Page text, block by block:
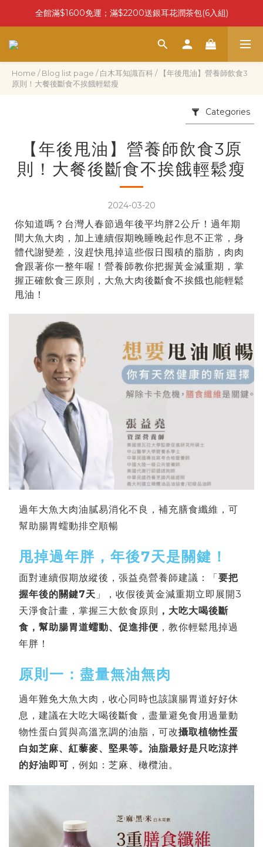
全館滿$1600免運；滿$2200送銀耳花潤茶包(6入組)
Home /Blog list page /白木耳知識百科/
【年後甩油】營養師飲食3
原則！大餐後斷食不挨餓輕鬆瘦
Categories
【年後甩油】營養師飲食3原
則！大餐後斷食不挨餓輕鬆瘦
2024-03-20
你知道嗎？台灣人春節過年後平均胖2公斤！過年期
間大魚大肉，加上連續假期晚睡晚起作息不正常，身
體代謝變差，沒趕快甩掉這些假日囤積的脂肪，肉肉
會跟著你一整年喔！營養師教你把握黃金減重期，掌
握正確飲食三原則，大魚大肉後斷食不挨餓也能輕鬆
甩油！
過年大魚大肉油膩易消化不良，補充膳食纖維，可
幫助腸胃蠕動排空順暢
甩掉過年胖，年後7天是關鍵！
面對連續假期放縱後，張益堯營養師建議：「要把
握年後的關鍵7天 」，收假後黃金減重期立即展開3
天淨食計畫，掌握三大飲食原則 ，大吃大喝後斷
食，幫助腸胃道蠕動、促進排便 ，教你輕鬆甩掉過
年胖！
原則一：盡量無油無肉
過年難免大魚大肉，收心同時也該讓腸胃道好好休
息，建議在大吃大喝後斷食，盡量避免食用過量動
物性蛋白質與高溫烹調的油脂，可改攝取植物性蛋
白如芝麻、紅藜麥、堅果等。油脂最好是只吃涼拌
的好油即可 ，例如：芝麻、橄欖油。